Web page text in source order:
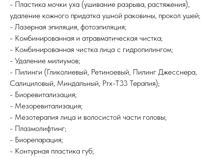
- Пластика мочки уха (ушивание разрыва, растяжения),
удаление кожного придатка ушной раковины, прокол ушей;
- Лазерная эпиляция, фотоэпиляция;
- Комбинированная и атравматическая чистка;
- Комбинированная чистка лица с гидропилингом;
- Удаление милиумов;
- Пилинги (Гликолиевый, Ретиноевый, Пилинг Джесснера,
Салициловый, Миндальный, Prx-T33 Терапия);
- Биоревитализация;
- Мезоревитализация;
- Мезотерапия лица и волосистой части головы;
- Плазмолифтинг;
- Биорепарация;
- Контурная пластика губ;